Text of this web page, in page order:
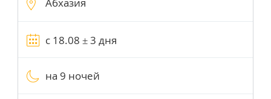
на 9 ночей